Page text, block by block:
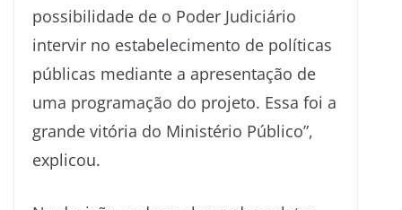
possibilidade de o Poder Judiciário
intervir no estabelecimento de políticas
públicas mediante a apresentação de
uma programação do projeto. Essa foi a
grande vitória do Ministério Público”,
explicou.